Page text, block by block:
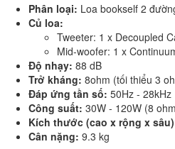
Phân loại: Loa bookself 2
Củ loa:
Tweeter: 1 x Decoupled
Mid-woofer: 1 x
Độ nhạy: 88 dB
Trở kháng: 8ohm (tối thiểu 3
Đáp ứng tần số: 50Hz - 28kHz
Công suất: 30W - 120W (8
Kích thước (cao x rộng x
Cân nặng: 9.3 kg